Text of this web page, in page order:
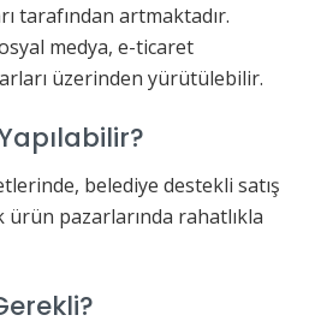
tarafından artmaktadır.
medya, e-ticaret
üzerinden yürütülebilir.
belediye destekli satış
pazarlarında rahatlıkla